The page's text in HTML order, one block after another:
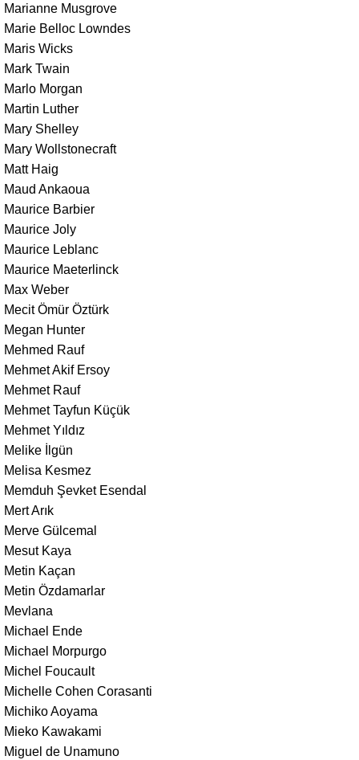
Marianne Musgrove
Marie Belloc Lowndes
Maris Wicks
Mark Twain
Marlo Morgan
Martin Luther
Mary Shelley
Mary Wollstonecraft
Matt Haig
Maud Ankaoua
Maurice Barbier
Maurice Joly
Maurice Leblanc
Maurice Maeterlinck
Max Weber
Mecit Ömür Öztürk
Megan Hunter
Mehmed Rauf
Mehmet Akif Ersoy
Mehmet Rauf
Mehmet Tayfun Küçük
Mehmet Yıldız
Melike İlgün
Melisa Kesmez
Memduh Şevket Esendal
Mert Arık
Merve Gülcemal
Mesut Kaya
Metin Kaçan
Metin Özdamarlar
Mevlana
Michael Ende
Michael Morpurgo
Michel Foucault
Michelle Cohen Corasanti
Michiko Aoyama
Mieko Kawakami
Miguel de Unamuno